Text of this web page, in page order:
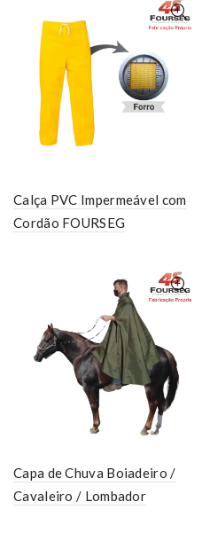
Calça PVC Impermeável com
Cordão FOURSEG
Capa de Chuva Boiadeiro /
Cavaleiro / Lombador